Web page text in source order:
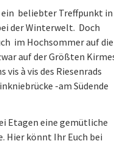
beliebter Treffpunkt in
der Winterwelt. Doch
im Hochsommer auf die
auf der Größten
à vis des Riesenrads
-am Südende
Etagen eine gemütliche
könnt Ihr Euch bei